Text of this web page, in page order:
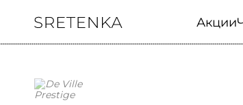
Акции